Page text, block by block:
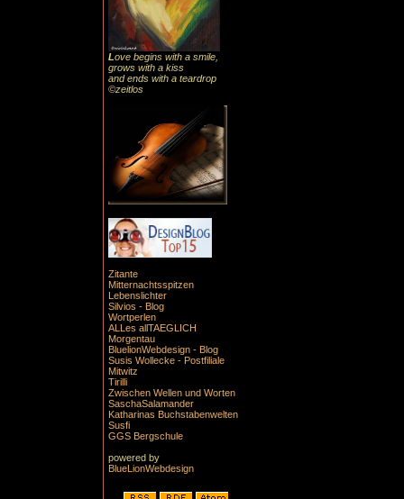
Love begins with a smile,
grows with a kiss
and ends with a teardrop
©zeitlos
Zitante
Mitternachtsspitzen
Lebenslichter
Silvios - Blog
Wortperlen
ALLes allTAEGLICH
Morgentau
BluelionWebdesign - Blog
Susis Wollecke - Postfiliale
Mitwitz
Tirilli
Zwischen Wellen und Worten
SaschaSalamander
Katharinas Buchstabenwelten
Susfi
GGS Bergschule
powered by
BlueLionWebdesign